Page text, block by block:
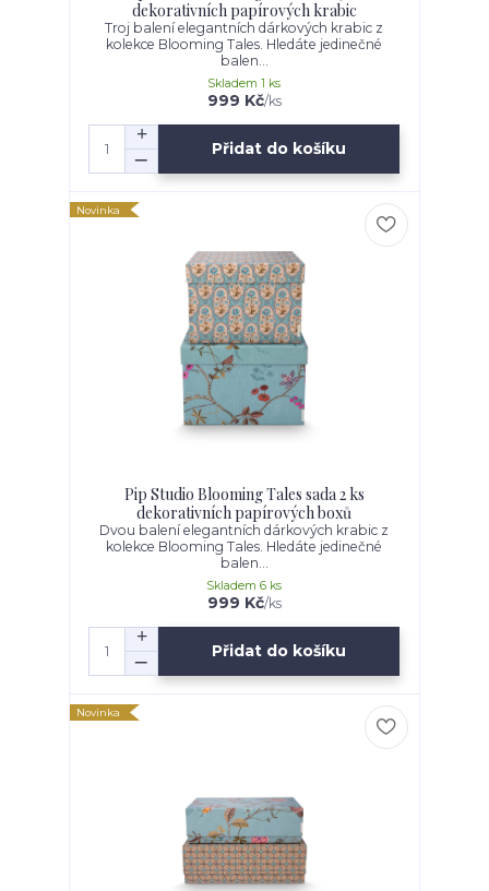
dekorativních papírových krabic
Troj balení elegantních dárkových krabic z
kolekce Blooming Tales. Hledáte jedinečné
balen...
999 Kč/ks
Skladem 1 ks
Přidat do košíku
Novinka
Pip Studio Blooming Tales sada 2 ks
dekorativních papírových boxů
Dvou balení elegantních dárkových krabic z
kolekce Blooming Tales. Hledáte jedinečné
balen...
999 Kč/ks
Skladem 6 ks
Přidat do košíku
Novinka